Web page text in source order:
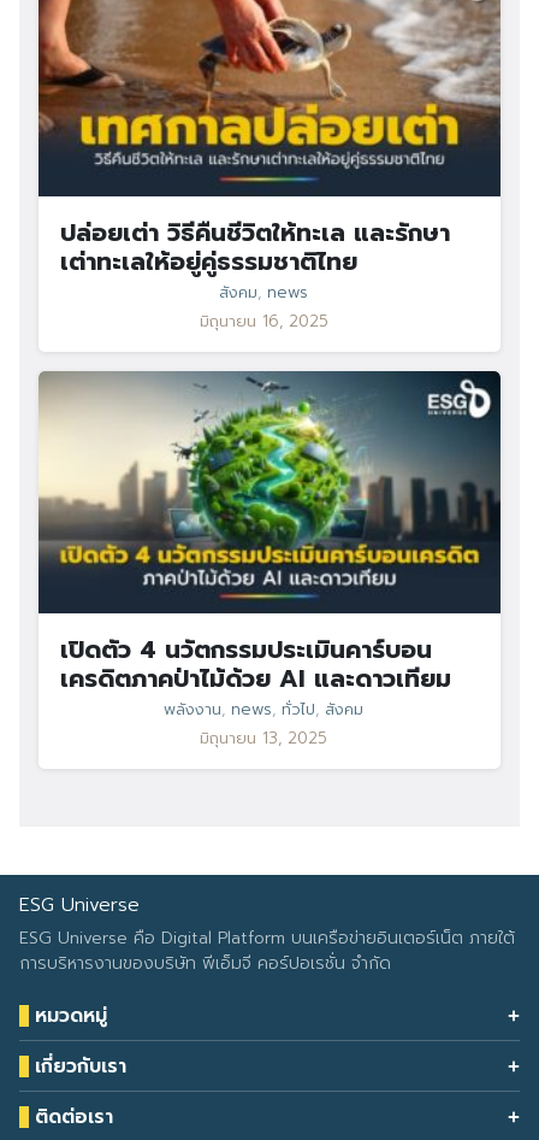
ปล่อยเต่า วิธีคืนชีวิตให้ทะเล และรักษา
เต่าทะเลให้อยู่คู่ธรรมชาติไทย
สังคม, news
มิถุนายน 16, 2025
เปิดตัว 4 นวัตกรรมประเมินคาร์บอน
เครดิตภาคป่าไม้ด้วย AI และดาวเทียม
พลังงาน, news, ทั่วไป, สังคม
มิถุนายน 13, 2025
ESG Universe
ESG Universe คือ Digital Platform บนเครือข่ายอินเตอร์เน็ต ภายใต้
การบริหารงานของบริษัท พีเอ็มจี คอร์ปอเรชั่น จำกัด
หมวดหมู่
Health & Wellness
Eco Icon
ESG Data
เกี่ยวกับเรา
Our Services
About Us
ติดต่อเรา